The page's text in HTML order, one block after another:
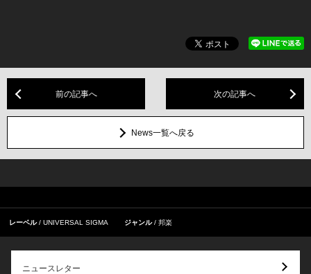
前の記事へ 次の記事へ
News一覧へ戻る
レーベル UNIVERSAL SIGMA ジャンル 邦楽
ニュースレター